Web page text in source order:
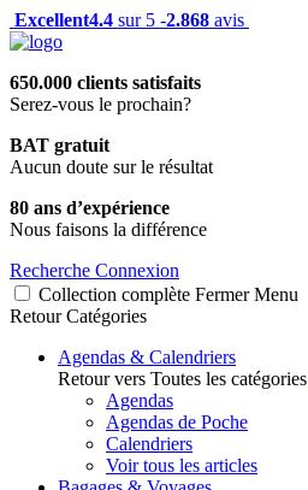
Excellent4.4 sur 5 -2.868 avis
650.000 clients satisfaits
Serez-vous le prochain?
BAT gratuit
Aucun doute sur le résultat
80 ans d’expérience
Nous faisons la différence
Recherche Connexion
Collection complète Fermer Menu
Retour Catégories
Agendas & Calendriers
Retour vers Toutes les catégories
Agendas
Agendas de Poche
Calendriers
Voir tous les articles